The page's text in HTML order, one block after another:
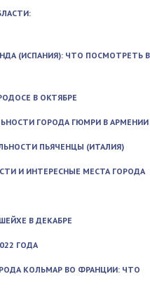
(ИСПАНИЯ): ЧТО ПОСМОТРЕТЬ В
В ОКТЯБРЕ
ГОРОДА ГЮМРИ В АРМЕНИИ
ПЬЯЧЕНЦЫ (ИТАЛИЯ)
И ИНТЕРЕСНЫЕ МЕСТА ГОРОДА
В ДЕКАБРЕ
ГОДА
КОЛЬМАР ВО ФРАНЦИИ: ЧТО